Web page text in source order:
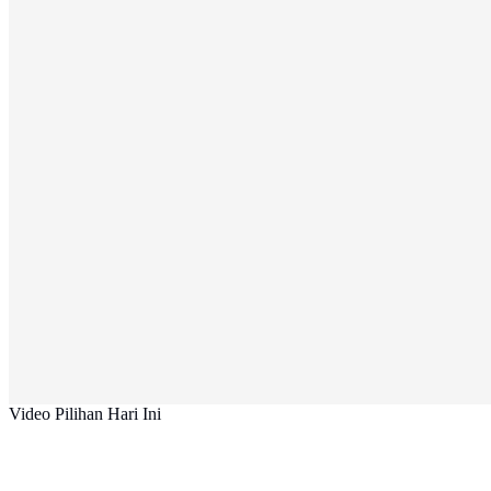
Video Pilihan Hari Ini